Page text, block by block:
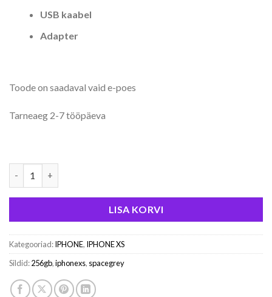
USB kaabel
Adapter
Toode on saadaval vaid e-poes
Tarneaeg 2-7 tööpäeva
LISA KORVI
Kategooriad:IPHONE, IPHONE XS
Sildid:256gb,iphonexs, spacegrey